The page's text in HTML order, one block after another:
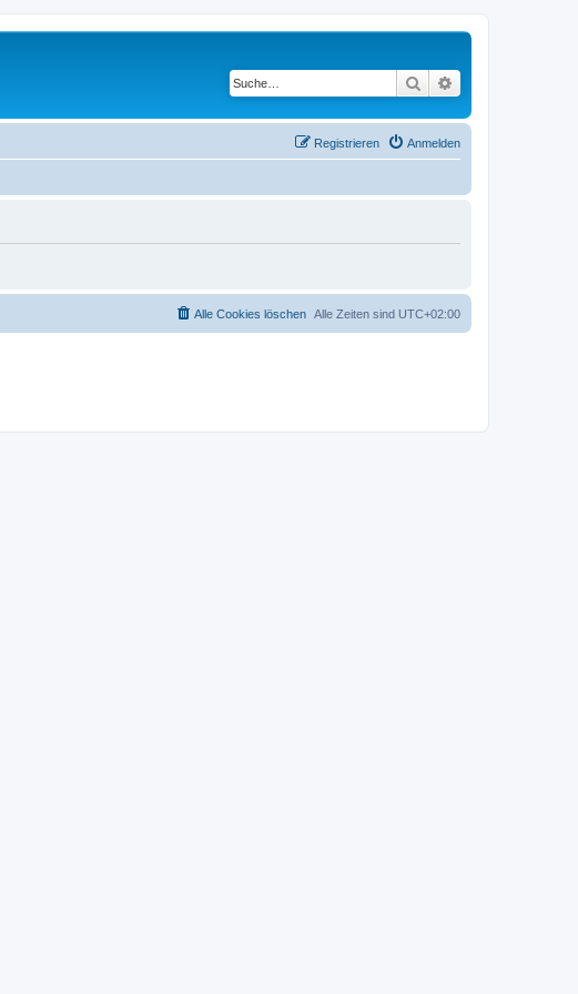
Suche
Anmelden
Registrieren
Alle Zeiten sind UTC+02:00
Alle Cookies löschen